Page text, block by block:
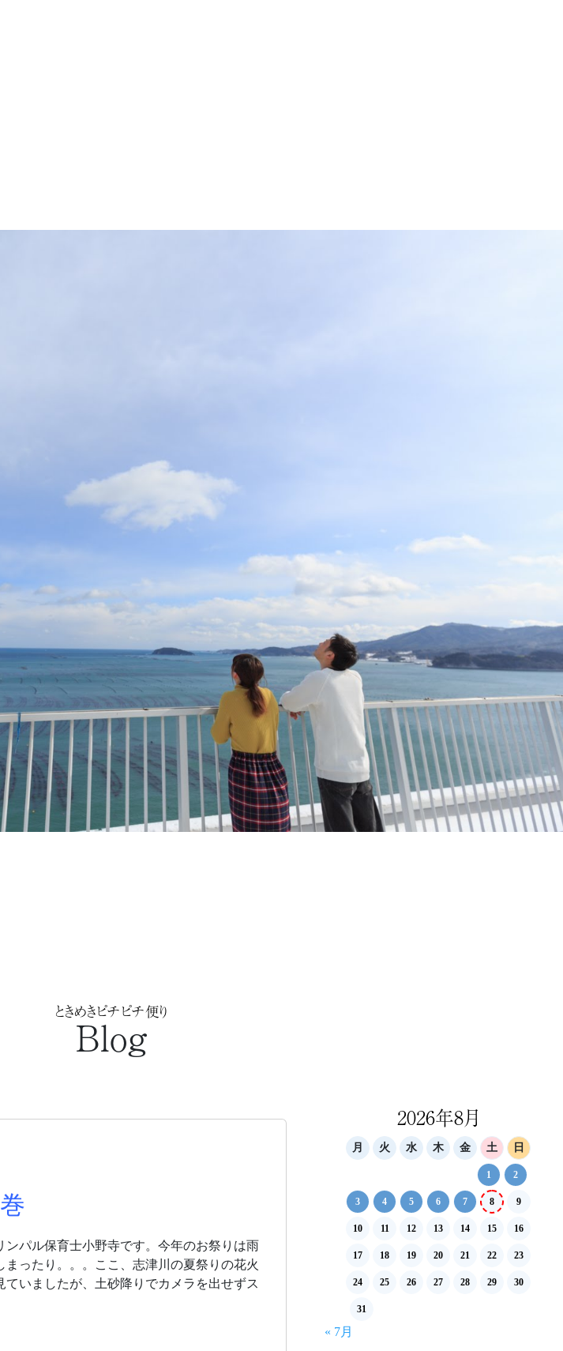
ときめきピチピチ便り
Blog
パル保育士小野寺です。今年のお祭りは雨
ったり。。。ここ、志津川の夏祭りの花火
いましたが、土砂降りでカメラを出せずス
2026年8月
月 火 水 木 金 土 日
1 2
3 4 5 6 7 8 9
10 11 12 13 14 15 16
17 18 19 20 21 22 23
24 25 26 27 28 29 30
31
« 7月